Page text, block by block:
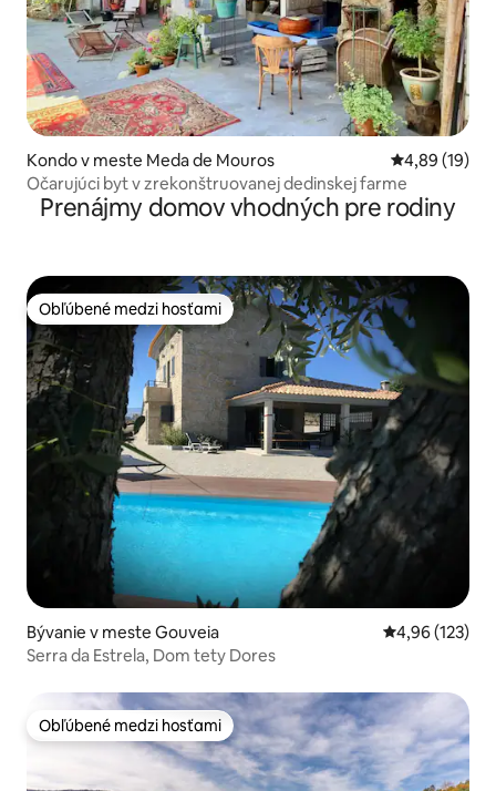
Kondo v meste Meda de Mouros Priemerné
4,89 (19)
Očarujúci byt v zrekonštruovanej dedinskej farme
Prenájmy domov vhodných pre rodiny
Obľúbené medzi hosťami
Obľúbené medzi hosťami
Bývanie v meste Gouveia Priemerné
4,96 (123)
Serra da Estrela, Dom tety Dores
Obľúbené medzi hosťami
Obľúbené medzi hosťami